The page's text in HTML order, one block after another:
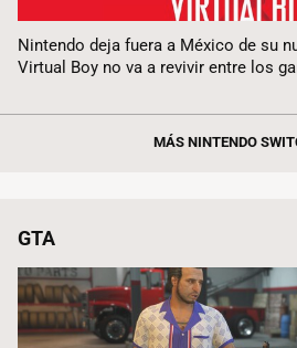
Nintendo deja fuera a México de su
Virtual Boy no va a revivir entre los
MÁS NINTENDO
GTA